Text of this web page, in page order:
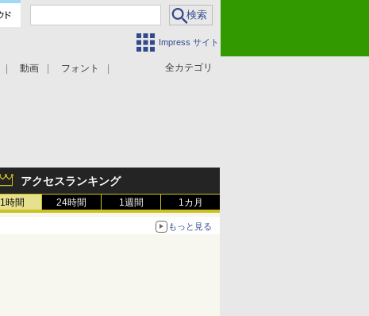
Impress サイト
全カテゴリ
動画 フォント
アクセスランキング
1時間 24時間 1週間 1カ月
もっと見る